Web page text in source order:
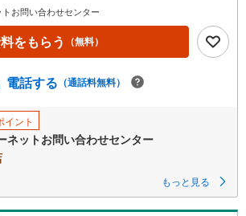
お問い合わせセンター
をもらう （無料）
電話する （通話料無料）
イント
ネットお問い合わせセンター
もっと見る